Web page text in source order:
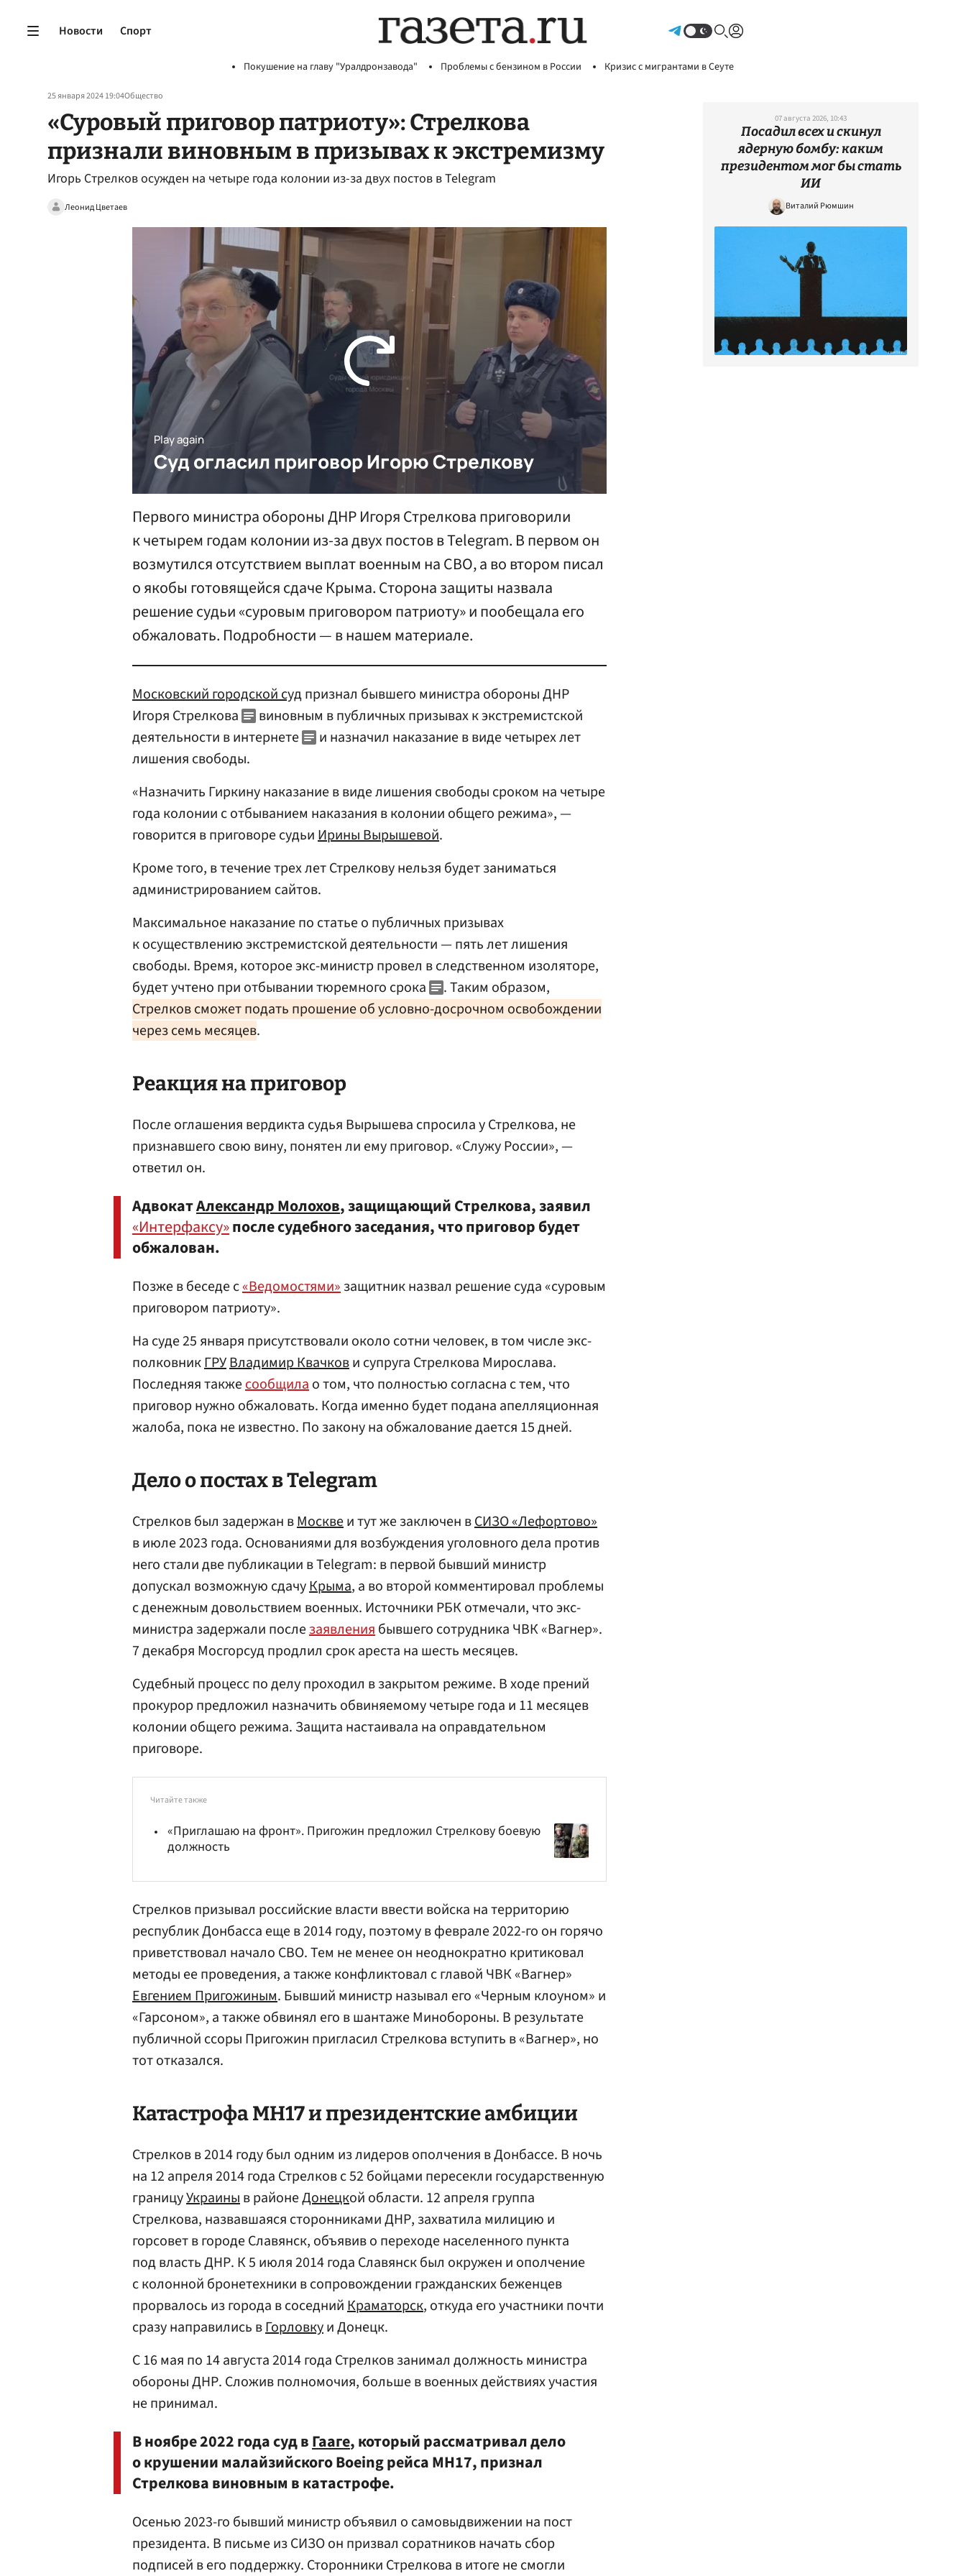
Новости Спорт
Покушение на главу "Уралдронзавода" Проблемы с бензином в России Кризис с мигрантами в Сеуте
25 января 2024 19:04Общество
«Суровый приговор патриоту»: Стрелкова
признали виновным в призывах к экстремизму
Игорь Стрелков осужден на четыре года колонии из-за двух постов в Telegram
Леонид Цветаев
Первого министра обороны ДНР Игоря Стрелкова приговорили
к четырем годам колонии из-за двух постов в Telegram. В первом он
возмутился отсутствием выплат военным на СВО, а во втором писал
о якобы готовящейся сдаче Крыма. Сторона защиты назвала
решение судьи «суровым приговором патриоту» и пообещала его
обжаловать. Подробности — в нашем материале.
Московский городской судпризнал бывшего министра обороны ДНР
Игоря Стрелкова
виновным в публичных призывах к экстремистской
деятельности в интернете
и назначил наказание в виде четырех лет
лишения свободы.
«Назначить Гиркину наказание в виде лишения свободы сроком на четыре
года колонии с отбыванием наказания в колонии общего режима», —
говорится в приговоре судьиИрины Вырышевой.
Кроме того, в течение трех лет Стрелкову нельзя будет заниматься
администрированием сайтов.
Максимальное наказание по статье о публичных призывах
к осуществлению экстремистской деятельности — пять лет лишения
свободы. Время, которое экс-министр провел в следственном изоляторе,
будет учтено при отбывании тюремного срока
. Таким образом,
Стрелков сможет подать прошение об условно-досрочном освобождении
через семь месяцев.
Реакция на приговор
После оглашения вердикта судья Вырышева спросила у Стрелкова, не
признавшего свою вину, понятен ли ему приговор. «Служу России», —
ответил он.
АдвокатАлександр Молохов, защищающий Стрелкова, заявил
«Интерфаксу»после судебного заседания, что приговор будет
обжалован.
Позже в беседе с«Ведомостями»защитник назвал решение суда «суровым
приговором патриоту».
На суде 25 января присутствовали около сотни человек, в том числе экс-
полковникГРУВладимир Квачкови супруга Стрелкова Мирослава.
Последняя такжесообщилао том, что полностью согласна с тем, что
приговор нужно обжаловать. Когда именно будет подана апелляционная
жалоба, пока не известно. По закону на обжалование дается 15 дней.
Дело о постах в Telegram
Стрелков был задержан вМосквеи тут же заключен вСИЗО «Лефортово»
в июле 2023 года. Основаниями для возбуждения уголовного дела против
него стали две публикации в Telegram: в первой бывший министр
допускал возможную сдачуКрыма, а во второй комментировал проблемы
с денежным довольствием военных. Источники РБК отмечали, что экс-
министра задержали послезаявлениябывшего сотрудника ЧВК «Вагнер».
7 декабря Мосгорсуд продлил срок ареста на шесть месяцев.
Судебный процесс по делу проходил в закрытом режиме. В ходе прений
прокурор предложил назначить обвиняемому четыре года и 11 месяцев
колонии общего режима. Защита настаивала на оправдательном
приговоре.
Читайте также
«Приглашаю на фронт». Пригожин предложил Стрелкову боевую
должность
Стрелков призывал российские власти ввести войска на территорию
республик Донбасса еще в 2014 году, поэтому в феврале 2022-го он горячо
приветствовал начало СВО. Тем не менее он неоднократно критиковал
методы ее проведения, а также конфликтовал с главой ЧВК «Вагнер»
Евгением Пригожиным. Бывший министр называл его «Черным клоуном» и
«Гарсоном», а также обвинял его в шантаже Минобороны. В результате
публичной ссоры Пригожин пригласил Стрелкова вступить в «Вагнер», но
тот отказался.
Катастрофа MH17 и президентские амбиции
Стрелков в 2014 году был одним из лидеров ополчения в Донбассе. В ночь
на 12 апреля 2014 года Стрелков с 52 бойцами пересекли государственную
границуУкраиныв районеДонецкой области. 12 апреля группа
Стрелкова, назвавшаяся сторонниками ДНР, захватила милицию и
горсовет в городе Славянск, объявив о переходе населенного пункта
под власть ДНР. К 5 июля 2014 года Славянск был окружен и ополчение
с колонной бронетехники в сопровождении гражданских беженцев
прорвалось из города в соседнийКраматорск, откуда его участники почти
сразу направились вГорловкуи Донецк.
С 16 мая по 14 августа 2014 года Стрелков занимал должность министра
обороны ДНР. Сложив полномочия, больше в военных действиях участия
не принимал.
В ноябре 2022 года суд вГааге, который рассматривал дело
о крушении малайзийского Boeing рейса MH17, признал
Стрелкова виновным в катастрофе.
Осенью 2023-го бывший министр объявил о самовыдвижении на пост
президента. В письме из СИЗО он призвал соратников начать сбор
подписей в его поддержку. Сторонники Стрелкова в итоге не смогли
07 августа 2026, 10:43
Посадил всех и скинул
ядерную бомбу: каким
президентом мог бы стать
ИИ
Виталий Рюмшин